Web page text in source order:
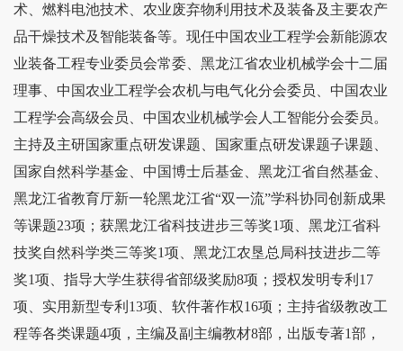
术、燃料电池技术、农业废弃物利用技术及装备及主要农产
品干燥技术及智能装备等。 现任中国农业工程学会新能源农
业装备工程专业委员会常委、黑龙江省农业机械学会十二届
理事、中国农业工程学会农机与电气化分会委员、中国农业
工程学会高级会员 、中国农业机械学会人工智能分会委员。
主持及主研国家重点研发课题、国家重点研发课题子课题、
国家自然科学基金、中国博士后基金、黑龙江省自然基金、
黑龙江省教育厅新一轮黑龙江省“双一流”学科协同创新成果
等课题23项；获黑龙江省科技进步三等奖1项、黑龙江省科
技奖自然科学类三等奖1项、黑龙江农垦总局科技进步二等
奖1项、指导大学生获得省部级奖励8项；授权发明专利 17
项、实用新型专利 13项、软件著作权16项；主持省级教改工
程等各类课题4项，主编及副主编教材8部，出版专著1部，